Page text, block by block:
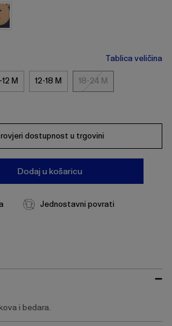
Tablica veličina
M 12-18 M 18-24 M
18-
M
dostupnost u trgovini
Dodaj u košaricu
Jednostavni povrati
i bedara.